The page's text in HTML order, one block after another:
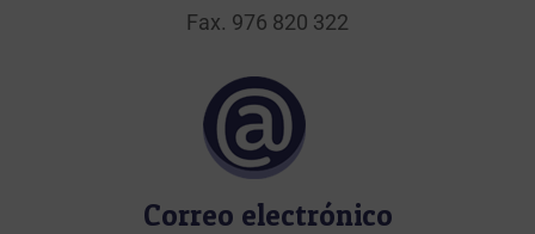
Fax. 976 820 322
Correo electrónico